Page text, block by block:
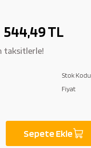
544,49 TL
taksitlerle!
Stok Kodu
Fiyat
Sepete Ekle